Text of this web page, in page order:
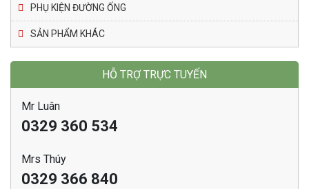
PHỤ KIỆN ĐƯỜNG ỐNG
SẢN PHẨM KHÁC
HỖ TRỢ TRỰC TUYẾN
Mr Luân
0329 360 534
Mrs Thúy
0329 366 840